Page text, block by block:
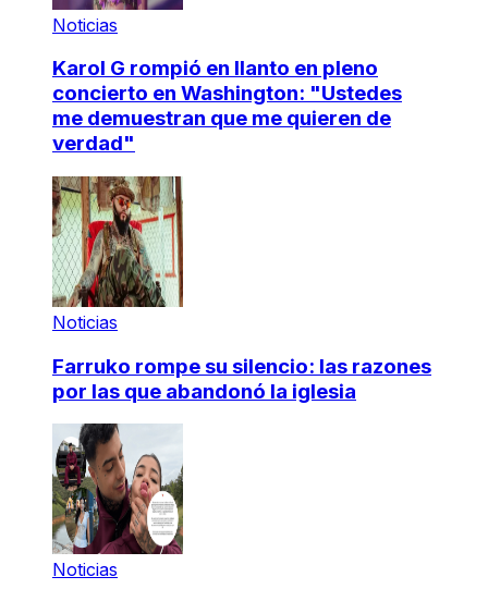
Noticias
Karol G rompió en llanto en pleno
concierto en Washington: "Ustedes
me demuestran que me quieren de
verdad"
Noticias
Farruko rompe su silencio: las razones
por las que abandonó la iglesia
Noticias